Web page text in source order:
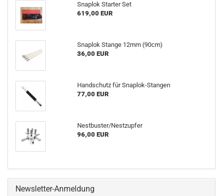
Sna­p­lok Star­ter Set
619,00 EUR
Sna­p­lok Stan­ge 12mm (90cm)
36,00 EUR
Hand­schutz für Snaplok-​Stangen
77,00 EUR
Nest­bus­ter/Nest­zup­fer
96,00 EUR
Newsletter-Anmeldung